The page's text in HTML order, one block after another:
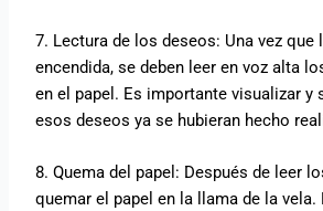
7. Lectura de los deseos: Una vez que
encendida, se deben leer en voz alta
en el papel. Es importante visualizar y
esos deseos ya se hubieran hecho
8. Quema del papel: Después de leer
quemar el papel en la llama de la